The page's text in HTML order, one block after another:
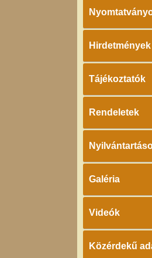
Hirdetmények
Tájékoztatók
Rendeletek
Galéria
Videók
Közérdekű